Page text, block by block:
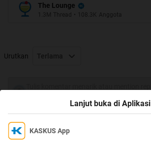
The Lounge
1.3M Thread • 108.3K Anggota
Urutkan Terlama
Ikuti KASKUS di
Kami menggunakan Cookies
Lanjut buka di Aplikasi
KASKUS App